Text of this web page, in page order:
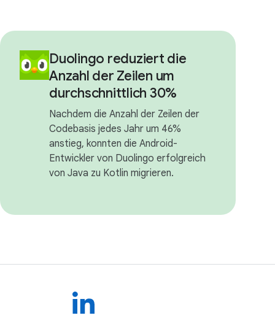
Duolingo reduziert die
Anzahl der Zeilen um
durchschnittlich 30%
Nachdem die Anzahl der Zeilen der
Codebasis jedes Jahr um 46%
anstieg, konnten die Android-
Entwickler von Duolingo erfolgreich
von Java zu Kotlin migrieren.